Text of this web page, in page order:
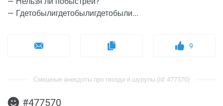
— Гдетобылигдетобылигдетобыли...
9
Смешные анекдоты про гвозди и шурупы (id: 477570)
#477570